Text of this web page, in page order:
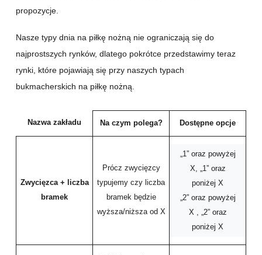
propozycje.
Nasze typy dnia na piłkę nożną nie ograniczają się do
najprostszych rynków, dlatego pokrótce przedstawimy teraz
rynki, które pojawiają się przy naszych typach
bukmacherskich na piłkę nożną.
Nazwa zakładu Na czym polega? Dostępne opcje
Zwycięzca + liczba
bramek
Prócz zwycięzcy
typujemy czy liczba
bramek będzie
wyższa/niższa od X
„1” oraz powyżej
X, „1” oraz
poniżej X
„2” oraz powyżej
X , „2” oraz
poniżej X